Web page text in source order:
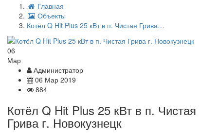
Главная
Объекты
Котёл Q Hit Plus 25 кВт в п. Чистая Грива…
06
Мар
Администратор
06 Мар 2019
884
Котёл Q Hit Plus 25 кВт в п. Чистая
Грива г. Новокузнецк